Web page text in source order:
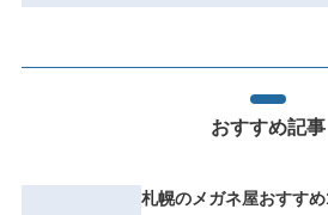
おすすめ記事
札幌のメガネ屋おすす